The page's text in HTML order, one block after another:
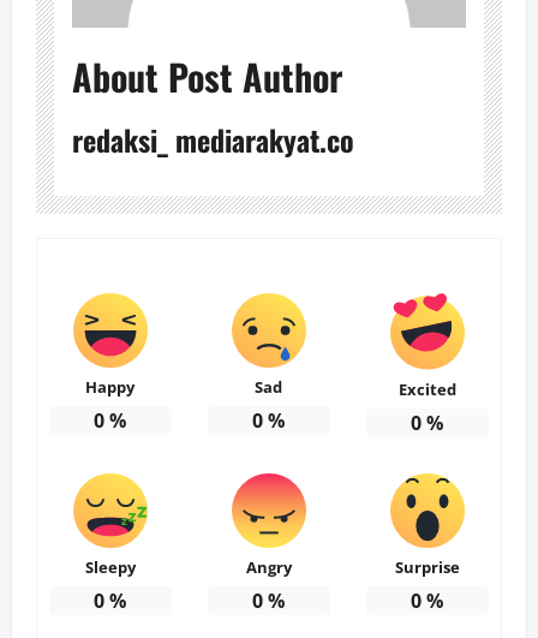
About Post Author
redaksi_ mediarakyat.co
Happy
0%
Sad
0%
Excited
0%
Sleepy
0%
Angry
0%
Surprise
0%